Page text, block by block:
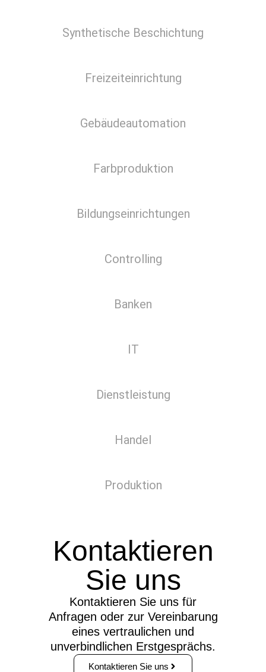
Synthetische Beschichtung
Freizeiteinrichtung
Gebäudeautomation
Farbproduktion
Bildungseinrichtungen
Controlling
Banken
IT
Dienstleistung
Handel
Produktion
Kontaktieren
Sie uns
Kontaktieren Sie uns für
Anfragen oder zur Vereinbarung
eines vertraulichen und
unverbindlichen Erstgesprächs.
Kontaktieren Sie uns